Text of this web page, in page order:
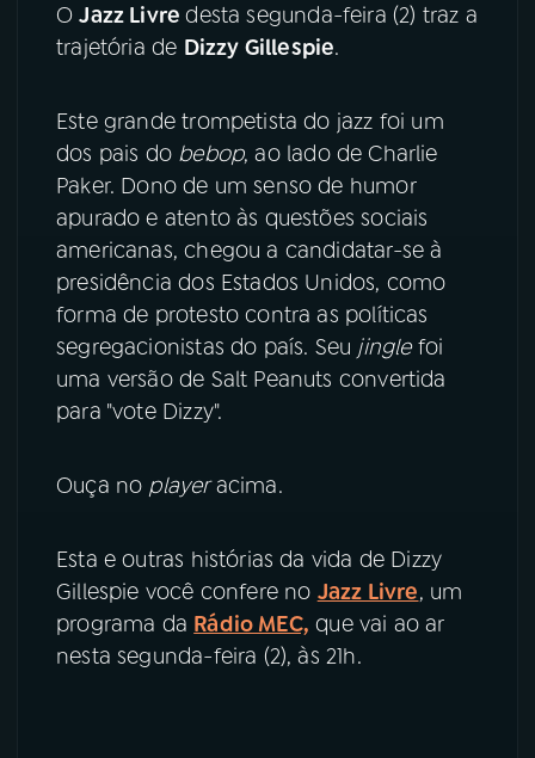
08PRÊMIO RÁDIO MEC
YouTube Facebook
Instagram X
TikTok
OJazz Livredesta segunda-feira (2) traz a
trajetória de Dizzy Gillespie.
Este grande trompetista do jazz foi um
dos pais do bebop, ao lado de Charlie
Paker. Dono de um senso de humor
apurado e atento às questões sociais
americanas, chegou a candidatar-se à
presidência dos Estados Unidos, como
forma de protesto contra as políticas
segregacionistas do país. Seu jinglefoi
uma versão de Salt Peanuts convertida
para "vote Dizzy".
Ouça no playeracima.
Esta e outras histórias da vida de Dizzy
Gillespie você confere no Jazz Livre, um
programa da Rádio MEC, que vai ao ar
nesta segunda-feira (2), às 21h.